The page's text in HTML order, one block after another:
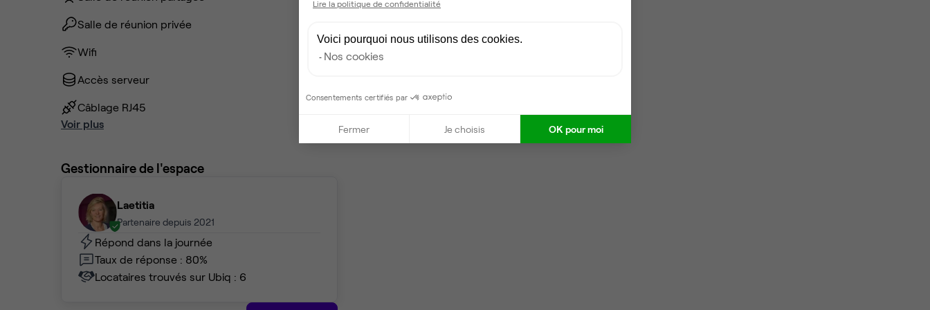
Salle de réunion privée
Wifi
Accès serveur
Câblage RJ45
Climatisation
Voir plus
Gestionnaire de l'espace
Laetitia
Partenaire depuis 2021
Répond dans la journée
Taux de réponse : 80%
Locataires trouvés sur Ubiq : 6
Lire la politique de confidentialité
Voici pourquoi nous utilisons des cookies.
Nos cookies
Consentements certifiés par
Fermer Je choisis OK pour moi